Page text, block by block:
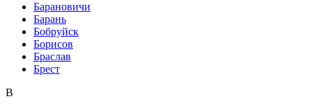
Барановичи
Барань
Бобруйск
Борисов
Браслав
Брест
В